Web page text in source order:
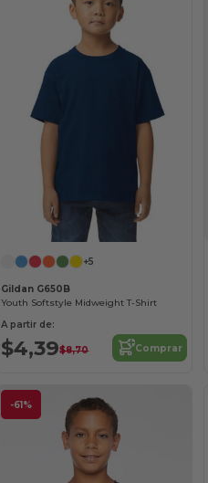
+5
Gildan G650B
Youth Softstyle Midweight T-Shirt
A partir de:
$4,39$8,70 Comprar
-61%